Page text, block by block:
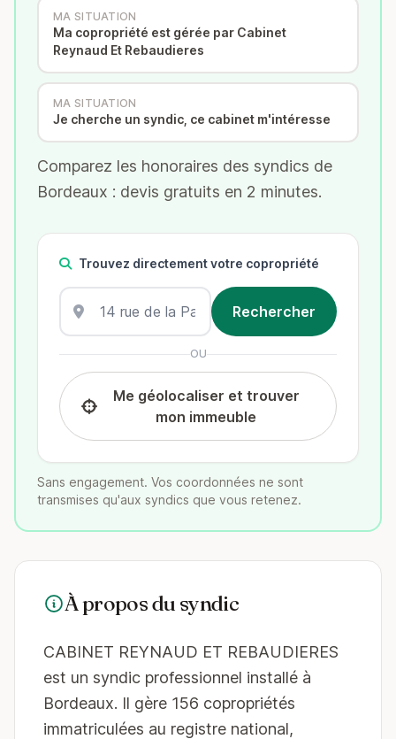
MA SITUATION
Ma copropriété est gérée par Cabinet
Reynaud Et Rebaudieres
MA SITUATION
Je cherche un syndic, ce cabinet m'intéresse
Comparez les honoraires des syndics de
Bordeaux : devis gratuits en 2 minutes.
Trouvez directement votre copropriété
OU
Me géolocaliser et trouver
mon immeuble
Sans engagement. Vos coordonnées ne sont
transmises qu'aux syndics que vous retenez.
À propos du syndic
CABINET REYNAUD ET REBAUDIERES
est un syndic professionnel installé à
Bordeaux. Il gère 156 copropriétés
immatriculées au registre national,